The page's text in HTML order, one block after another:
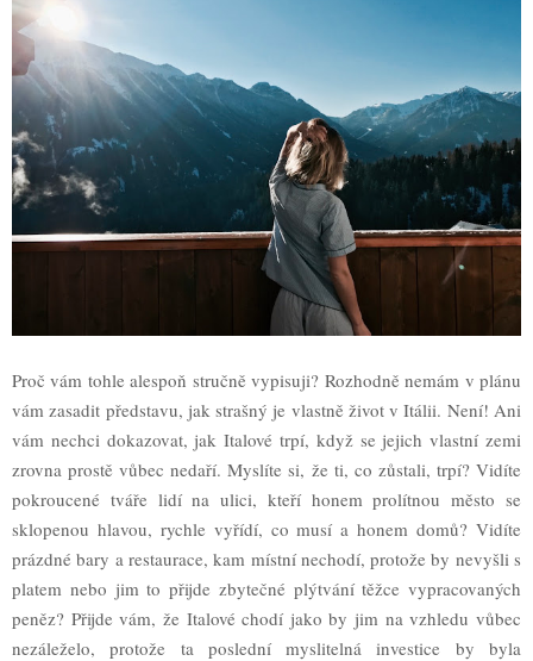
Proč vám tohle alespoň stručně vypisuji? Rozhodně nemám v plánu
vám zasadit představu, jak strašný je vlastně život v Itálii. Není! Ani
vám nechci dokazovat, jak Italové trpí, když se jejich vlastní zemi
zrovna prostě vůbec nedaří. Myslíte si, že ti, co zůstali, trpí? Vidíte
pokroucené tváře lidí na ulici, kteří honem prolítnou město se
sklopenou hlavou, rychle vyřídí, co musí a honem domů? Vidíte
prázdné bary a restaurace, kam místní nechodí, protože by nevyšli s
platem nebo jim to přijde zbytečné plýtvání těžce vypracovaných
peněz? Přijde vám, že Italové chodí jako by jim na vzhledu vůbec
nezáleželo, protože ta poslední myslitelná investice by byla